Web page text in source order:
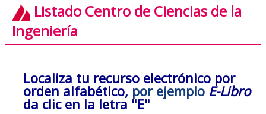
Listado Centro de Ciencias de la
Ingeniería
Localiza tu recurso electrónico por
orden alfabético, por ejemplo E-Libro
da clic en la letra "E"